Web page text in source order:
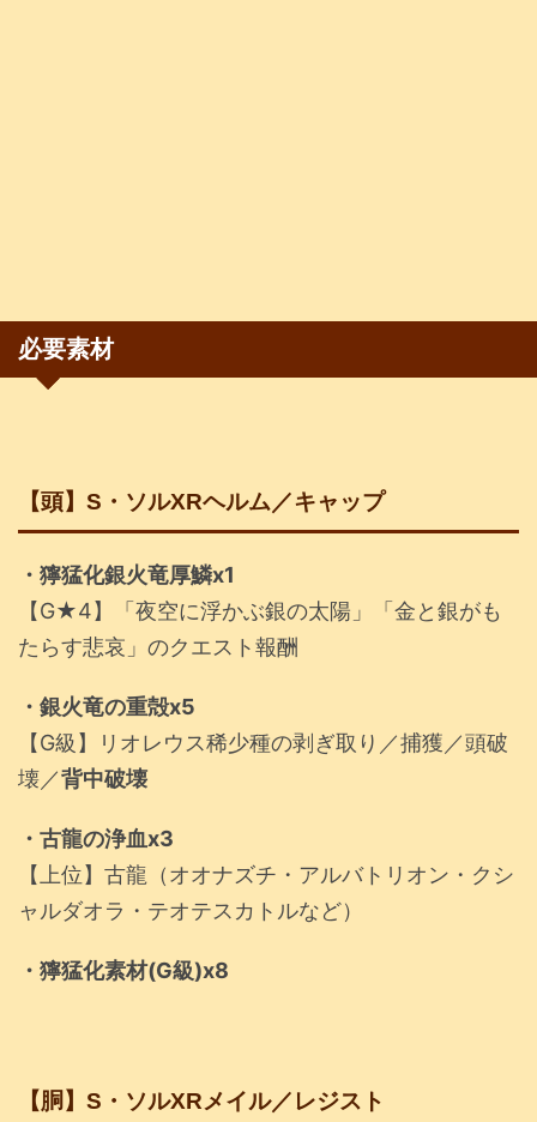
必要素材
【頭】S・ソルXRヘルム／キャップ
・獰猛化銀火竜厚鱗x1
【G★4】「夜空に浮かぶ銀の太陽」「金と銀がも
たらす悲哀」のクエスト報酬
・銀火竜の重殻x5
【G級】リオレウス稀少種の剥ぎ取り／捕獲／頭破
壊／背中破壊
・古龍の浄血x3
【上位】古龍（オオナズチ・アルバトリオン・クシ
ャルダオラ・テオテスカトルなど）
・獰猛化素材(G級)x8
【胴】S・ソルXRメイル／レジスト